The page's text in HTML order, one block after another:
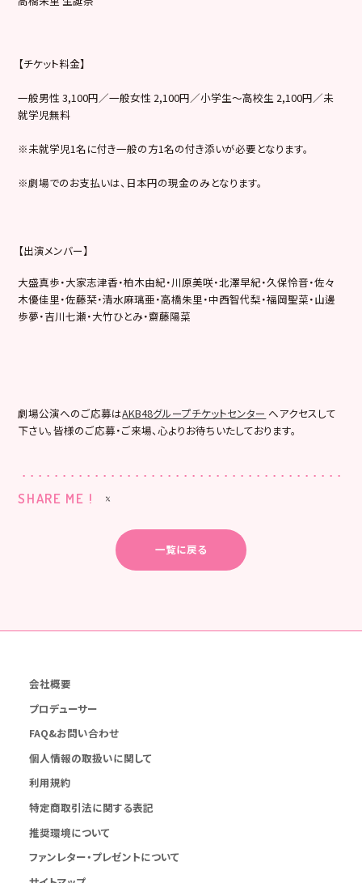
【チケット料金】
一般男性 3,100円／一般女性 2,100円／小学生～高校生 2,100円／未
就学児無料
※未就学児1名に付き一般の方1名の付き添いが必要となります。
※劇場でのお支払いは、日本円の現金のみとなります。
【出演メンバー】
大盛真歩・大家志津香・柏木由紀・川原美咲・北澤早紀・久保怜音・佐々
木優佳里・佐藤栞・清水麻璃亜・高橋朱里・中西智代梨・福岡聖菜・山邊
歩夢・吉川七瀬・大竹ひとみ・齋藤陽菜
劇場公演へのご応募はAKB48グループチケットセンター へアクセスして
下さい。皆様のご応募・ご来場、心よりお待ちいたしております。
SHARE ME !
一覧に戻る
会社概要
プロデューサー
FAQ&お問い合わせ
個人情報の取扱いに関して
利用規約
特定商取引法に関する表記
推奨環境について
ファンレター・プレゼントについて